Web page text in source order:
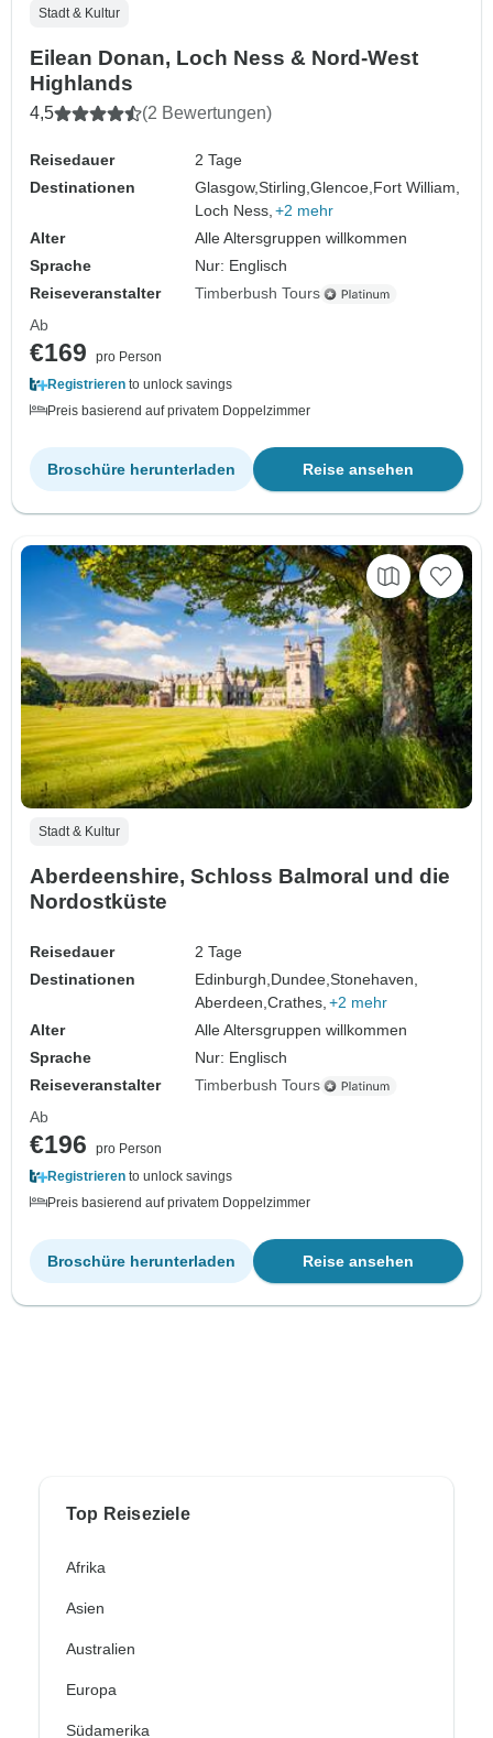
Stadt & Kultur
Eilean Donan, Loch Ness & Nord-West
Highlands
4,5 (2 Bewertungen)
Reisedauer
2 Tage
Destinationen
Glasgow,Stirling,Glencoe, Fort William,
Loch Ness, +2 mehr
Alter
Alle Altersgruppen willkommen
Sprache
Nur: Englisch
Reiseveranstalter
Timberbush Tours
Ab
€169
pro Person
Registrieren to unlock savings
Preis basierend auf privatem Doppelzimmer
Reise ansehen
Broschüre herunterladen
Stadt & Kultur
Aberdeenshire, Schloss Balmoral und die
Nordostküste
Reisedauer
2 Tage
Destinationen
Edinburgh,Dundee,Stonehaven,
Aberdeen,Crathes, +2 mehr
Alter
Alle Altersgruppen willkommen
Sprache
Nur: Englisch
Reiseveranstalter
Timberbush Tours
Ab
€196
pro Person
Registrieren to unlock savings
Preis basierend auf privatem Doppelzimmer
Reise ansehen
Broschüre herunterladen
Top Reiseziele
Afrika
Asien
Australien
Europa
Südamerika